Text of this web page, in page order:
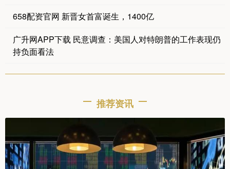
658配资官网 新晋女首富诞生，1400亿
广升网APP下载 民意调查：美国人对特朗普的工作表现仍
持负面看法
推荐资讯